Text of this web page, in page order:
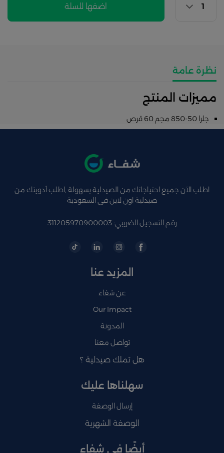
اضفها للسلة
نظرة عامة
مميزات المنتج
جلرا 50-850 مجم 60 قرص
اطلب الآن جميع احتياجاتك من الصيدلية بسهولة ,اطلب أدويتك من
صيدلية اون لاين فى السعودية
رقم التسجيل الضريبي: 311205970900003
المزيد عنا
عن شفاء
Our Impact
المدونة
تواصل معنا
هل تملك صيدلية ؟
سهلناها عليك
إرسال الوصفة
الوصفة الشهرية
أيضًا في شفاء